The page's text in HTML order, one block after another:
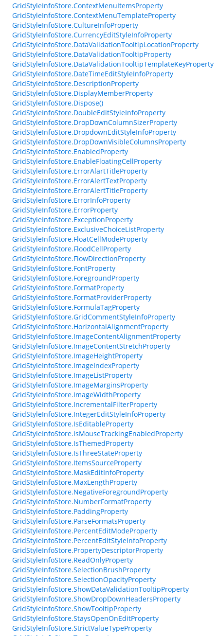
GridStyleInfoStore.ContextMenuItemsProperty
GridStyleInfoStore.ContextMenuTemplateProperty
GridStyleInfoStore.CultureInfoProperty
GridStyleInfoStore.CurrencyEditStyleInfoProperty
GridStyleInfoStore.DataValidationTooltipLocationProperty
GridStyleInfoStore.DataValidationTooltipProperty
GridStyleInfoStore.DataValidationTooltipTemplateKeyProperty
GridStyleInfoStore.DateTimeEditStyleInfoProperty
GridStyleInfoStore.DescriptionProperty
GridStyleInfoStore.DisplayMemberProperty
GridStyleInfoStore.Dispose()
GridStyleInfoStore.DoubleEditStyleInfoProperty
GridStyleInfoStore.DropDownColumnSizerProperty
GridStyleInfoStore.DropdownEditStyleInfoProperty
GridStyleInfoStore.DropDownVisibleColumnsProperty
GridStyleInfoStore.EnabledProperty
GridStyleInfoStore.EnableFloatingCellProperty
GridStyleInfoStore.ErrorAlartTitleProperty
GridStyleInfoStore.ErrorAlertTextProperty
GridStyleInfoStore.ErrorAlertTitleProperty
GridStyleInfoStore.ErrorInfoProperty
GridStyleInfoStore.ErrorProperty
GridStyleInfoStore.ExceptionProperty
GridStyleInfoStore.ExclusiveChoiceListProperty
GridStyleInfoStore.FloatCellModeProperty
GridStyleInfoStore.FloodCellProperty
GridStyleInfoStore.FlowDirectionProperty
GridStyleInfoStore.FontProperty
GridStyleInfoStore.ForegroundProperty
GridStyleInfoStore.FormatProperty
GridStyleInfoStore.FormatProviderProperty
GridStyleInfoStore.FormulaTagProperty
GridStyleInfoStore.GridCommentStyleInfoProperty
GridStyleInfoStore.HorizontalAlignmentProperty
GridStyleInfoStore.ImageContentAlignmentProperty
GridStyleInfoStore.ImageContentStretchProperty
GridStyleInfoStore.ImageHeightProperty
GridStyleInfoStore.ImageIndexProperty
GridStyleInfoStore.ImageListProperty
GridStyleInfoStore.ImageMarginsProperty
GridStyleInfoStore.ImageWidthProperty
GridStyleInfoStore.IncrementalFilterProperty
GridStyleInfoStore.IntegerEditStyleInfoProperty
GridStyleInfoStore.IsEditableProperty
GridStyleInfoStore.IsMouseTrackingEnabledProperty
GridStyleInfoStore.IsThemedProperty
GridStyleInfoStore.IsThreeStateProperty
GridStyleInfoStore.ItemsSourceProperty
GridStyleInfoStore.MaskEditInfoProperty
GridStyleInfoStore.MaxLengthProperty
GridStyleInfoStore.NegativeForegroundProperty
GridStyleInfoStore.NumberFormatProperty
GridStyleInfoStore.PaddingProperty
GridStyleInfoStore.ParseFormatsProperty
GridStyleInfoStore.PercentEditModeProperty
GridStyleInfoStore.PercentEditStyleInfoProperty
GridStyleInfoStore.PropertyDescriptorProperty
GridStyleInfoStore.ReadOnlyProperty
GridStyleInfoStore.SelectionBrushProperty
GridStyleInfoStore.SelectionOpacityProperty
GridStyleInfoStore.ShowDataValidationTooltipProperty
GridStyleInfoStore.ShowDropDownHeadersProperty
GridStyleInfoStore.ShowTooltipProperty
GridStyleInfoStore.StaysOpenOnEditProperty
GridStyleInfoStore.StrictValueTypeProperty